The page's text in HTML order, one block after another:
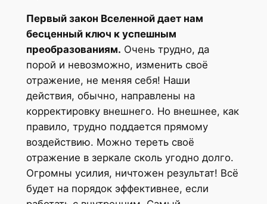
Первый закон Вселенной дает нам
бесценный ключ к успешным
преобразованиям. Очень трудно, да
порой и невозможно, изменить своё
отражение, не меняя себя! Наши
действия, обычно, направлены на
корректировку внешнего. Но внешнее, как
правило, трудно поддается прямому
воздействию. Можно тереть своё
отражение в зеркале сколь угодно долго.
Огромны усилия, ничтожен результат! Всё
будет на порядок эффективнее, если